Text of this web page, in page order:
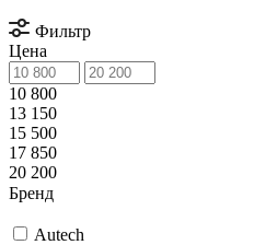
Фильтр
Цена
10 800
13 150
15 500
17 850
20 200
Бренд
Autech